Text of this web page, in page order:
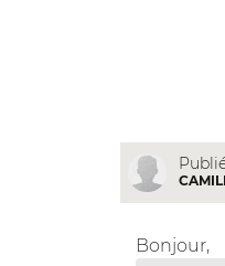
Bonjour,